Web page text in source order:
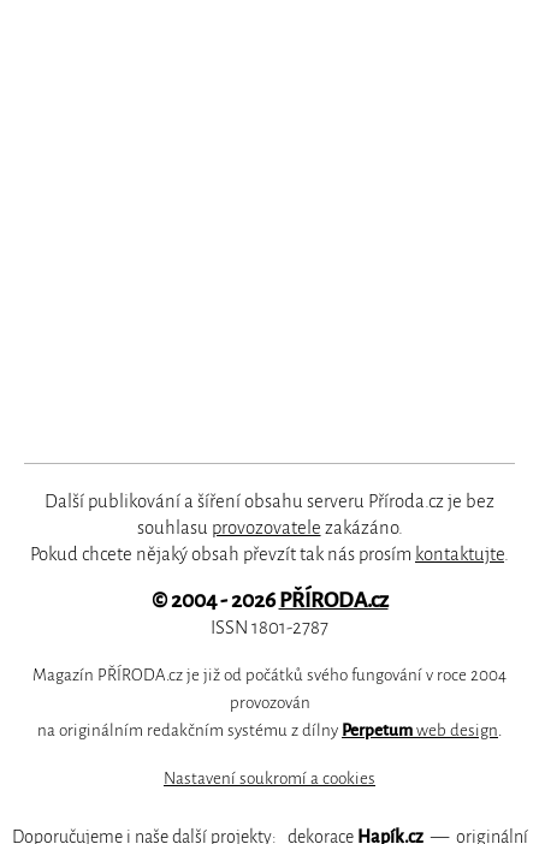
Další publikování a šíření obsahu serveru Příroda.cz je bez
souhlasu provozovatele zakázáno.
Pokud chcete nějaký obsah převzít tak nás prosím kontaktujte.
© 2004 - 2026PŘÍRODA.cz
ISSN 1801-2787
Magazín PŘÍRODA.cz je již od počátků svého fungování v roce 2004
provozován
na originálním redakčním systému z dílny Perpetum web design
Nastavení soukromí a cookies
Doporučujeme i naše další projekty: dekorace Hapík.cz— originální